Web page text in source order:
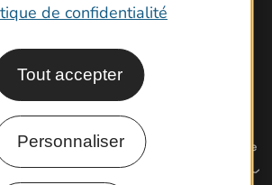
de confidentialité
Tout accepter
Personnaliser